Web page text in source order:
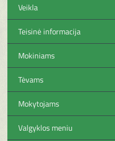
Veikla
Teisinė informacija
Mokiniams
Tėvams
Mokytojams
Valgyklos meniu